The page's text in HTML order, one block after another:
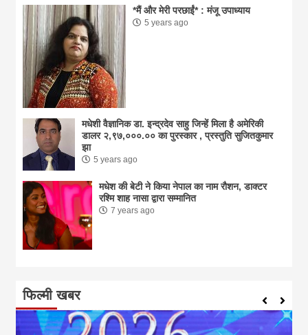
*मैं और मेरी परछाईं* : मंजू उपाध्याय
5 years ago
मधेशी वैज्ञानिक डा. इन्द्रदेव साहु जिन्हें मिला है अमेरिकी
डालर २,९७,०००.०० का पुरस्कार , प्रस्तुति सुजितकुमार
झा
5 years ago
मधेश की बेटी ने किया नेपाल का नाम राैशन, डाक्टर
रश्मि शाह नासा द्वारा सम्मानित
7 years ago
फिल्मी खबर